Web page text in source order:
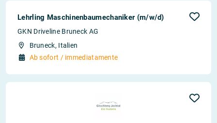
Lehrling Maschinenbaumechaniker (m/w/d)
GKN Driveline Bruneck AG
Bruneck, Italien
Ab sofort / immediatamente